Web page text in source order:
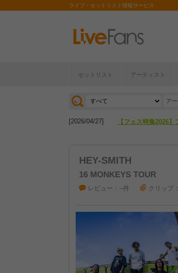
ライブ・セットリスト情報サービス
セットリスト アーティスト
[2026/07/28] 【ライブ動員ラン
[2026/04/27] 【フェス特集2026
HEY-SMITH
16 MONKEYS TOUR
レビュー：--件 クリップ